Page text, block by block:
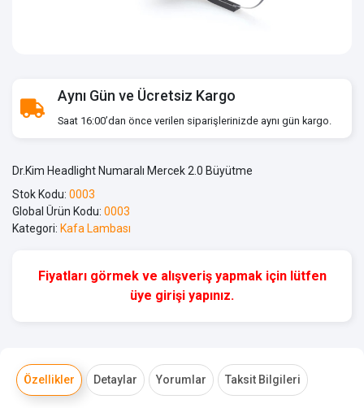
Aynı Gün ve Ücretsiz Kargo
Saat 16:00’dan önce verilen siparişlerinizde aynı gün kargo.
Dr.Kim Headlight Numaralı Mercek 2.0 Büyütme
Stok Kodu: 0003
Global Ürün Kodu: 0003
Kategori: Kafa Lambası
Fiyatları görmek ve alışveriş yapmak için lütfen
üye girişi yapınız.
Özellikler Detaylar Yorumlar Taksit Bilgileri